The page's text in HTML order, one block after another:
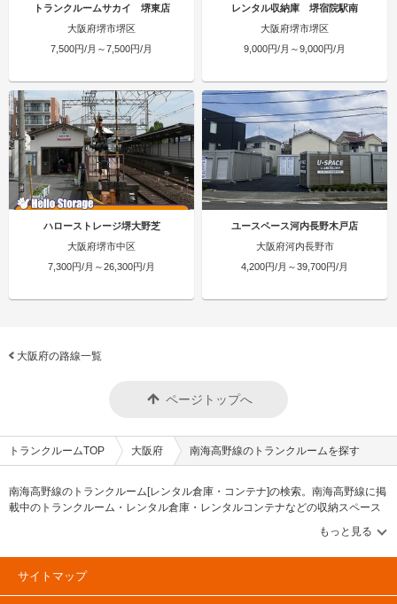
トランクルームサカイ 堺東店
大阪府堺市堺区
7,500円/月～7,500円/月
レンタル収納庫 堺宿院駅南
大阪府堺市堺区
9,000円/月～9,000円/月
ハローストレージ堺大野芝
大阪府堺市中区
7,300円/月～26,300円/月
ユースペース河内長野木戸店
大阪府河内長野市
4,200円/月～39,700円/月
大阪府の路線一覧
ページトップへ
トランクルームTOP 大阪府 南海高野線のトランクルームを探す
南海高野線のトランクルーム[レンタル倉庫・コンテナ]の検索。南海高野線に掲
載中のトランクルーム・レンタル倉庫・レンタルコンテナなどの収納スペース
を、借りたい地域から探して、広さ・料金[賃料]・セキュリティ・空調完備・24
時間出し入れ可能などの希望条件で絞込み！豊富な物件数から様々な方法でご
希望の収納スペースを簡単に探せるトランクルーム情報サイトです。南海高野
線で気になるトランクルームを見つけたら、メールか電話でお問合せが可能で
サイトマップ